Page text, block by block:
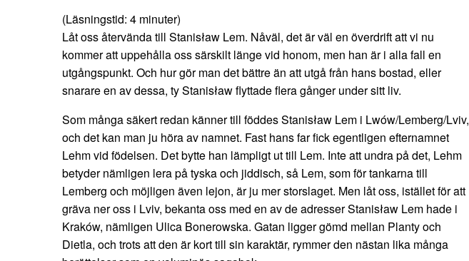
(Läsningstid: 4 minuter)
Låt oss återvända till Stanisław Lem. Nåväl, det är väl en överdrift att vi nu
kommer att uppehålla oss särskilt länge vid honom, men han är i alla fall en
utgångspunkt. Och hur gör man det bättre än att utgå från hans bostad, eller
snarare en av dessa, ty Stanisław flyttade flera gånger under sitt liv.
Som många säkert redan känner till föddes Stanisław Lem i Lwów/Lemberg/Lviv,
och det kan man ju höra av namnet. Fast hans far fick egentligen efternamnet
Lehm vid födelsen. Det bytte han lämpligt ut till Lem. Inte att undra på det, Lehm
betyder nämligen lera på tyska och jiddisch, så Lem, som för tankarna till
Lemberg och möjligen även lejon, är ju mer storslaget. Men låt oss, istället för att
gräva ner oss i Lviv, bekanta oss med en av de adresser Stanisław Lem hade i
Kraków, nämligen Ulica Bonerowska. Gatan ligger gömd mellan Planty och
Dietla, och trots att den är kort till sin karaktär, rymmer den nästan lika många